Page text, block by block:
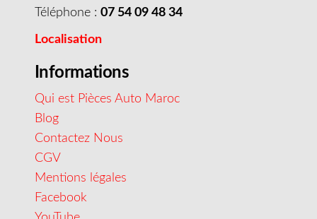
Téléphone : 07 54 09 48 34
Localisation
Informations
Qui est Pièces Auto Maroc
Blog
Contactez Nous
CGV
Mentions légales
Facebook